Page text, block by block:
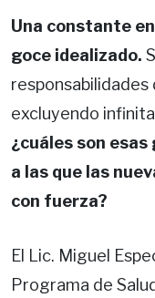
Una constante
goce idealizado.
excluyendo
¿cuáles son
a las que las
con fuerza?
El Lic. Miguel
Programa de